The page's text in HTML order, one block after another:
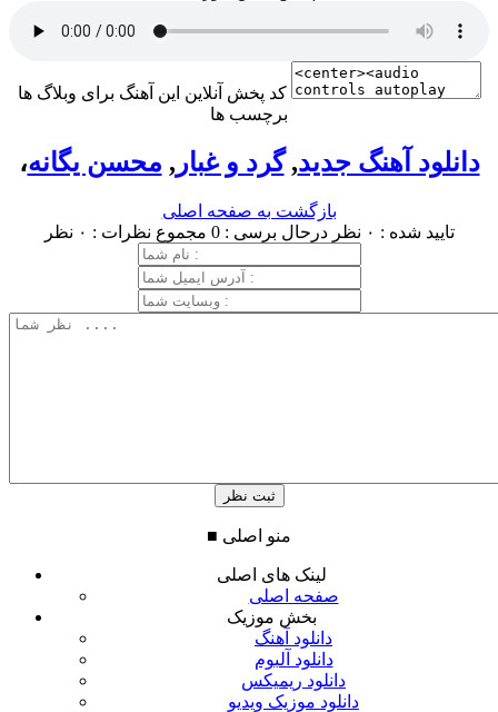
کد پخش آنلاین این آهنگ برای وبلاگ ها
برچسب ها
، دانلود آهنگ جدید,گرد و غبار , محسن یگانه
بازگشت به صفحه اصلی
تایید شده : ۰ نظر
درحال برسی : 0 مجموع نظرات : ۰ نظر
■ منو اصلی
لینک های اصلی
صفحه اصلی
بخش موزیک
دانلود آهنگ
دانلود آلبوم
دانلود ریمیکس
دانلود موزیک ویدیو